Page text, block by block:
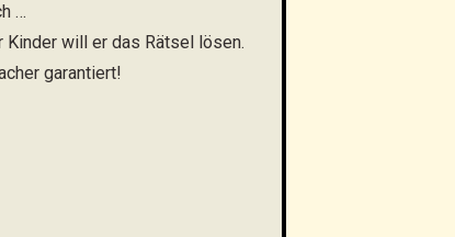
…
Kinder will er das Rätsel lösen.
garantiert!